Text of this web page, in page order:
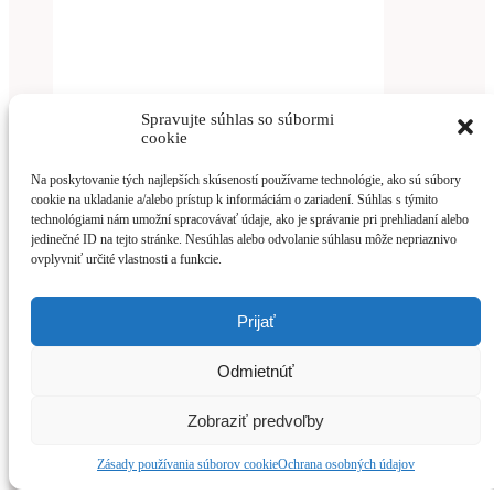
Spravujte súhlas so súbormi
cookie
Na poskytovanie tých najlepších skúseností používame technológie, ako sú súbory
cookie na ukladanie a/alebo prístup k informáciám o zariadení. Súhlas s týmito
technológiami nám umožní spracovávať údaje, ako je správanie pri prehliadaní alebo
jedinečné ID na tejto stránke. Nesúhlas alebo odvolanie súhlasu môže nepriaznivo
ovplyvniť určité vlastnosti a funkcie.
Prijať
Odmietnúť
Zobraziť predvoľby
Zásady používania súborov cookieOchrana osobných údajov